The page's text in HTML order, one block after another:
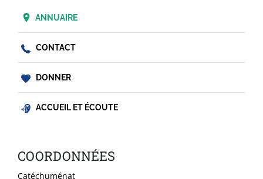
ANNUAIRE
CONTACT
DONNER
ACCUEIL ET ÉCOUTE
COORDONNÉES
Catéchuménat